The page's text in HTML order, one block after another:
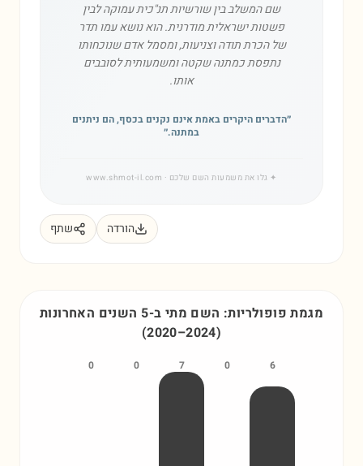
שם המשלב בין שורשיות תנ"כית עמוקה לבין
פשטות ישראלית מודרנית. הוא נושא עמו תדר
של הכרת תודה וצניעות, ומסמל אדם שנוכחותו
נתפסת כמתנה שקטה ומשמעותית לסובבים
אותו.
״הדברים היקרים באמת אינם נקנים בכסף, הם ניתנים
במתנה.״
✦ גלו את משמעות השם שלכם · www.shmot-il.com
הורדה שתף
מגמת פופולריות: השם מתי ב-5 השנים האחרונות
(2020–2024)
6
0
7
0
0